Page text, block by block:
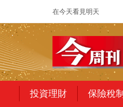
在今天看見明天
投資理財 保險稅制